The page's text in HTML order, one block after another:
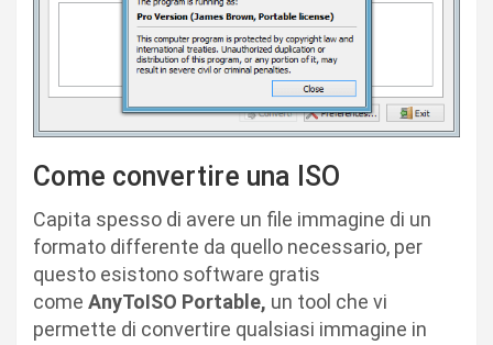
Come convertire una ISO
Capita spesso di avere un file immagine di un
formato differente da quello necessario, per
questo esistono software gratis
come AnyToISO Portable, un tool che vi
permette di convertire qualsiasi immagine in